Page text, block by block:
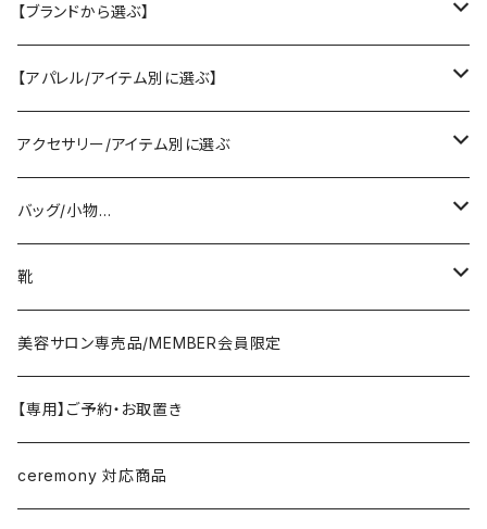
【ブランドから選ぶ】
SELECT／ORIGINAL
PASSIONE/cafune
ヤマトドレス／dolly-sean／DONEEYU／他
lovint
RISLEY
CHIGNON／YENN／Mewl
LEMELANGE／ESPEYRAC
【アパレル/アイテム別に選ぶ】
outer
coat/down
jacket/blouson
tops
knit/sweat/parker
T-shirt/cutsew
bottom
denim
pants
one-piece/salopette
inner/underwear
アクセサリー/アイテム別に選ぶ
pierce/earring/ear cuff
necklace/top
ring
bracelet/anklet
hair accessory
バッグ/小物…
bag
stol・muffler・scarf
belt
hat・cap
靴
sandal
sneaker
loafer／flat shoes
美容サロン専売品/MEMBER会員限定
【専用】ご予約・お取置き
ceremony 対応商品